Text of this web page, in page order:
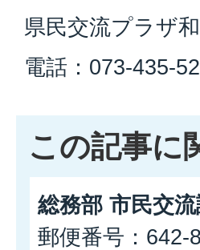
県民交流プラザ
電話：073-435-
この記事に
総務部 市民交
郵便番号：642-